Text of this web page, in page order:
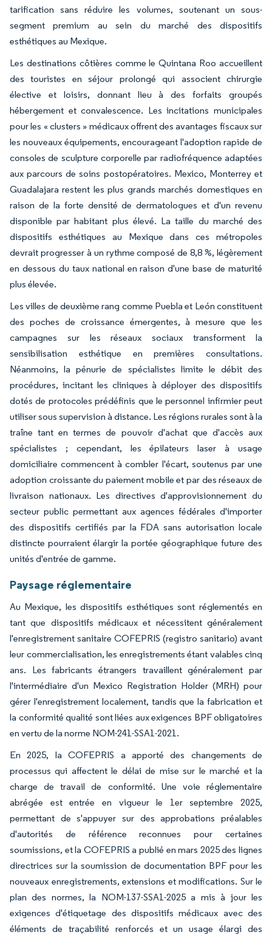
tarification sans réduire les volumes, soutenant un sous-
segment premium au sein du marché des dispositifs
esthétiques au Mexique.
Les destinations côtières comme le Quintana Roo accueillent
des touristes en séjour prolongé qui associent chirurgie
élective et loisirs, donnant lieu à des forfaits groupés
hébergement et convalescence. Les incitations municipales
pour les « clusters » médicaux offrent des avantages fiscaux sur
les nouveaux équipements, encourageant l'adoption rapide de
consoles de sculpture corporelle par radiofréquence adaptées
aux parcours de soins postopératoires. Mexico, Monterrey et
Guadalajara restent les plus grands marchés domestiques en
raison de la forte densité de dermatologues et d'un revenu
disponible par habitant plus élevé. La taille du marché des
dispositifs esthétiques au Mexique dans ces métropoles
devrait progresser à un rythme composé de 8,8 %, légèrement
en dessous du taux national en raison d'une base de maturité
plus élevée.
Les villes de deuxième rang comme Puebla et León constituent
des poches de croissance émergentes, à mesure que les
campagnes sur les réseaux sociaux transforment la
sensibilisation esthétique en premières consultations.
Néanmoins, la pénurie de spécialistes limite le débit des
procédures, incitant les cliniques à déployer des dispositifs
dotés de protocoles prédéfinis que le personnel infirmier peut
utiliser sous supervision à distance. Les régions rurales sont à la
traîne tant en termes de pouvoir d'achat que d'accès aux
spécialistes ; cependant, les épilateurs laser à usage
domiciliaire commencent à combler l'écart, soutenus par une
adoption croissante du paiement mobile et par des réseaux de
livraison nationaux. Les directives d'approvisionnement du
secteur public permettant aux agences fédérales d'importer
des dispositifs certifiés par la FDA sans autorisation locale
distincte pourraient élargir la portée géographique future des
unités d'entrée de gamme.
Paysage réglementaire
Au Mexique, les dispositifs esthétiques sont réglementés en
tant que dispositifs médicaux et nécessitent généralement
l'enregistrement sanitaire COFEPRIS (registro sanitario) avant
leur commercialisation, les enregistrements étant valables cinq
ans. Les fabricants étrangers travaillent généralement par
l'intermédiaire d'un Mexico Registration Holder (MRH) pour
gérer l'enregistrement localement, tandis que la fabrication et
la conformité qualité sont liées aux exigences BPF obligatoires
en vertu de la norme NOM-241-SSA1-2021.
En 2025, la COFEPRIS a apporté des changements de
processus qui affectent le délai de mise sur le marché et la
charge de travail de conformité. Une voie réglementaire
abrégée est entrée en vigueur le 1er septembre 2025,
permettant de s'appuyer sur des approbations préalables
d'autorités de référence reconnues pour certaines
soumissions, et la COFEPRIS a publié en mars 2025 des lignes
directrices sur la soumission de documentation BPF pour les
nouveaux enregistrements, extensions et modifications. Sur le
plan des normes, la NOM-137-SSA1-2025 a mis à jour les
exigences d'étiquetage des dispositifs médicaux avec des
éléments de traçabilité renforcés et un usage élargi des